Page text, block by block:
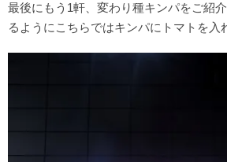
最後にもう1軒、変わり種キンパをご紹
るようにこちらではキンパにトマトを入